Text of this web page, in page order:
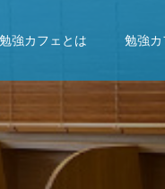
勉強カフェとは 勉強